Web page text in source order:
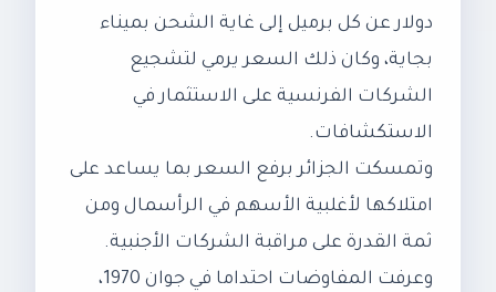
دولار عن كل برميل إلى غاية الشحن بميناء
بجاية، وكان ذلك السعر يرمي لتشجيع
الشركات الفرنسية على الاستثمار في
الاستكشافات.
وتمسكت الجزائر برفع السعر بما يساعد على
امتلاكها لأغلبية الأسهم في الرأسمال ومن
ثمة القدرة على مراقبة الشركات الأجنبية.
وعرفت المفاوضات احتداما في جوان 1970،